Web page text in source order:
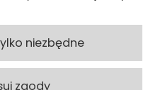
niezbędne
zgody